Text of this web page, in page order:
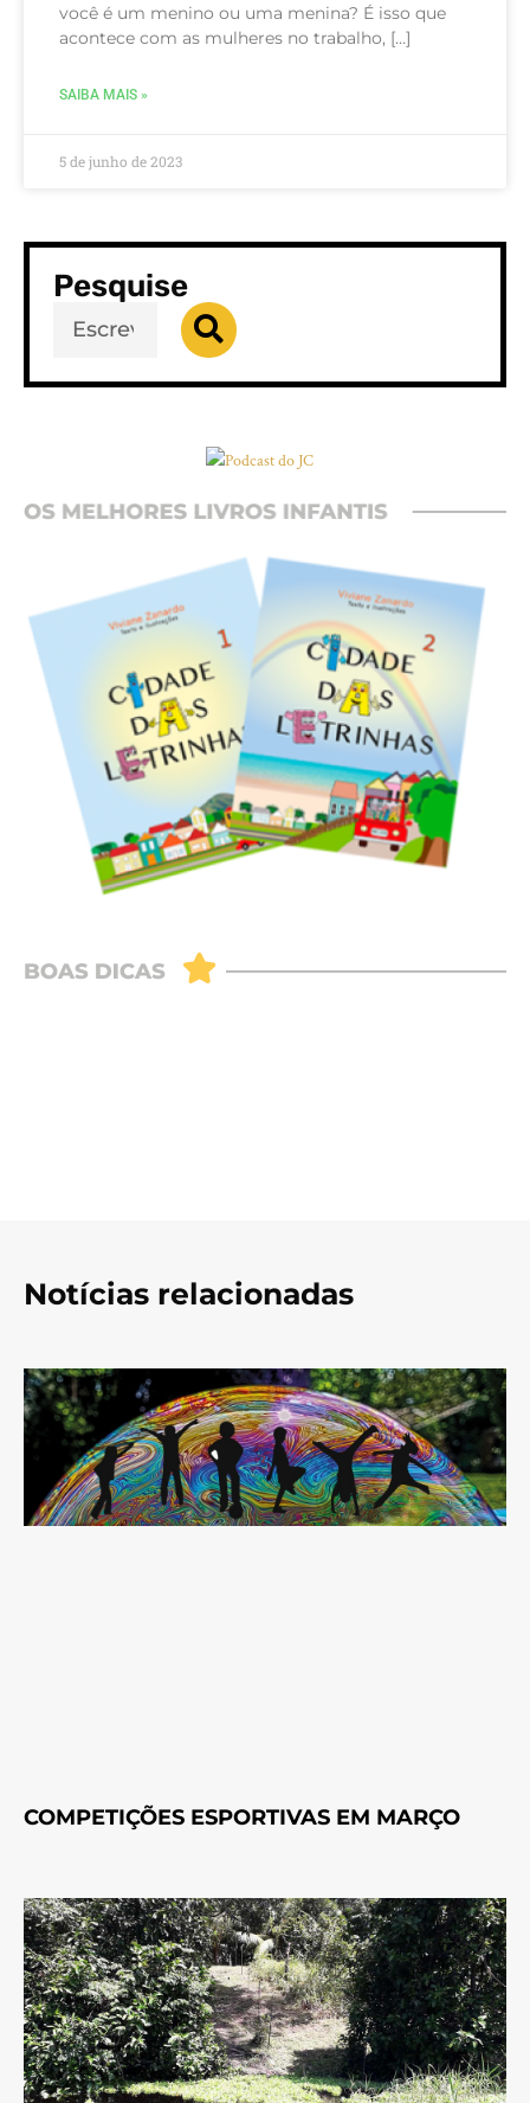
você é um menino ou uma menina? É isso que
acontece com as mulheres no trabalho, […]
SAIBA MAIS »
5 de junho de 2023
Pesquise
Notícias relacionadas
COMPETIÇÕES ESPORTIVAS EM MARÇO